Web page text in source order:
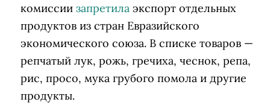
комиссии запретила экспорт отдельных
продуктов из стран Евразийского
экономического союза. В списке товаров —
репчатый лук, рожь, гречиха, чеснок, репа,
рис, просо, мука грубого помола и другие
продукты.